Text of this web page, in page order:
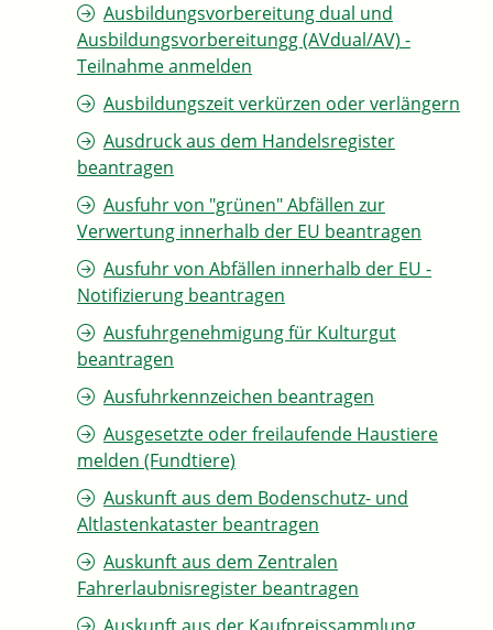
Ausbildungsvorbereitung dual und
Ausbildungsvorbereitungg (AVdual/AV) -
Teilnahme anmelden
Ausbildungszeit verkürzen oder verlängern
Ausdruck aus dem Handelsregister
beantragen
Ausfuhr von "grünen" Abfällen zur
Verwertung innerhalb der EU beantragen
Ausfuhr von Abfällen innerhalb der EU -
Notifizierung beantragen
Ausfuhrgenehmigung für Kulturgut
beantragen
Ausfuhrkennzeichen beantragen
Ausgesetzte oder freilaufende Haustiere
melden (Fundtiere)
Auskunft aus dem Bodenschutz- und
Altlastenkataster beantragen
Auskunft aus dem Zentralen
Fahrerlaubnisregister beantragen